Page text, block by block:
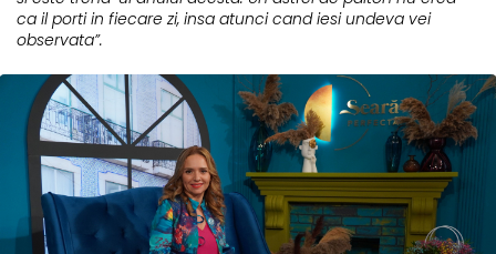
ca il porti in fiecare zi, insa atunci cand iesi undeva vei
observata”.